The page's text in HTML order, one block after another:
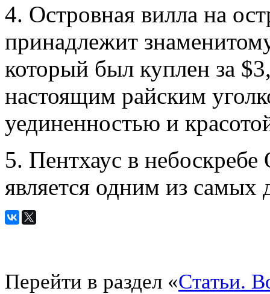
4. Островная вилла на
принадлежит
который был куплен за
настоящим райским
уединенностью и
5. Пентхаус в
является одним из
Перейти в раздел «Статьи.